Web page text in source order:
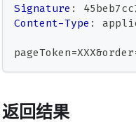
Signature :
Content-Type :
返回结果